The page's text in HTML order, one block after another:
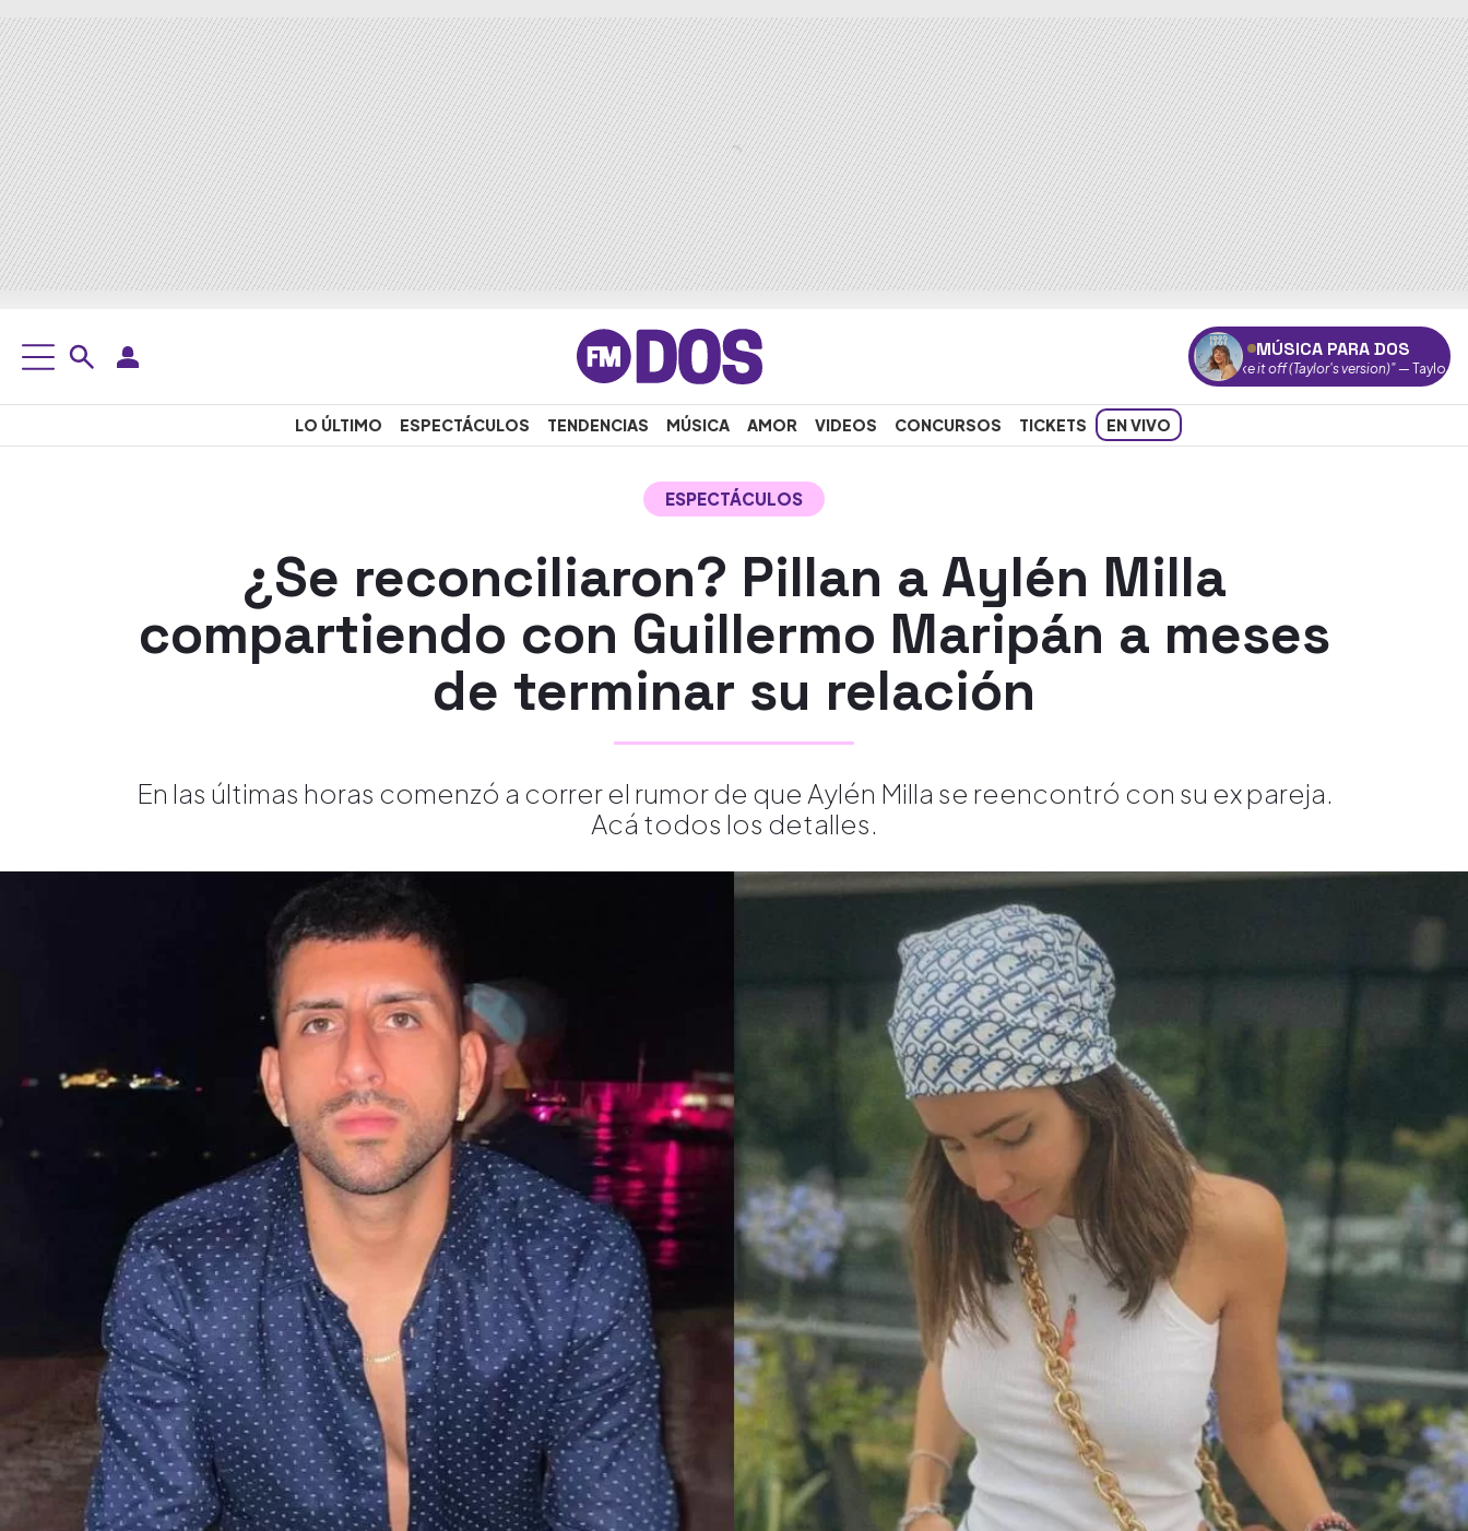
MÚSICA PARA DOS
"Shake it off (Taylor's version)"— Taylor Swift
LO ÚLTIMO ESPECTÁCULOS TENDENCIAS MÚSICA AMOR VIDEOS CONCURSOS TICKETS EN VIVO
ESPECTÁCULOS
¿Se reconciliaron? Pillan a Aylén Milla
compartiendo con Guillermo Maripán a meses
de terminar su relación
En las últimas horas comenzó a correr el rumor de que Aylén Milla se reencontró con su ex pareja.
Acá todos los detalles.